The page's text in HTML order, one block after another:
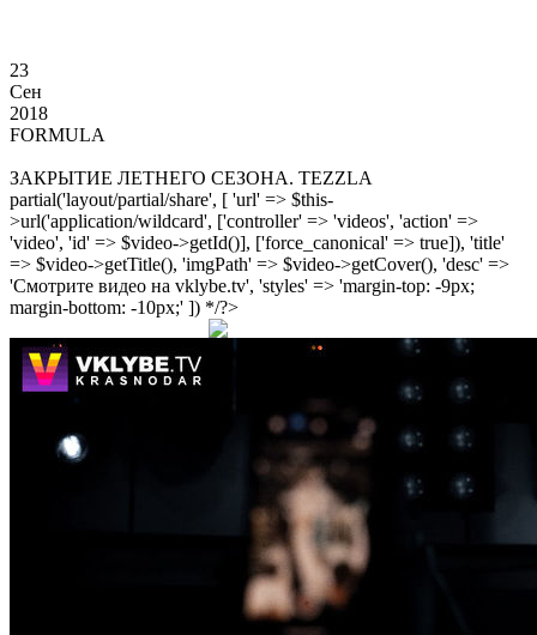
23
Сен
2018
FORMULA
ЗАКРЫТИЕ ЛЕТНЕГО СЕЗОНА. TEZZLA
partial('layout/partial/share', [ 'url' => $this-
>url('application/wildcard', ['controller' => 'videos', 'action' =>
'video', 'id' => $video->getId()], ['force_canonical' => true]), 'title'
=> $video->getTitle(), 'imgPath' => $video->getCover(), 'desc' =>
'Смотрите видео на vklybe.tv', 'styles' => 'margin-top: -9px;
margin-bottom: -10px;' ]) */?>